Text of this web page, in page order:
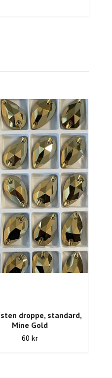
droppe, standard,
Mine Gold
60 kr